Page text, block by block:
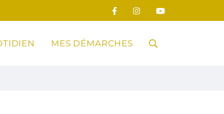
MES DÉMARCHES RECHERCHE